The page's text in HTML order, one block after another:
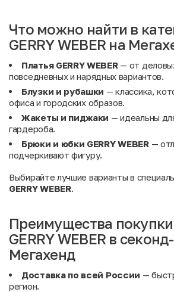
Что можно найти в
GERRY WEBER на
Платья GERRY WEBER— от
повседневных и нарядных вариантов.
Блузки и рубашки — классика,
офиса и городских образов.
Жакеты и пиджаки — идеальны
гардероба.
Брюки и юбки GERRY WEBER—
подчеркивают фигуру.
Выбирайте лучшие варианты в
GERRY WEBER.
Преимущества
GERRY WEBER в
Мегахенд
Доставка по всей России —
регион.